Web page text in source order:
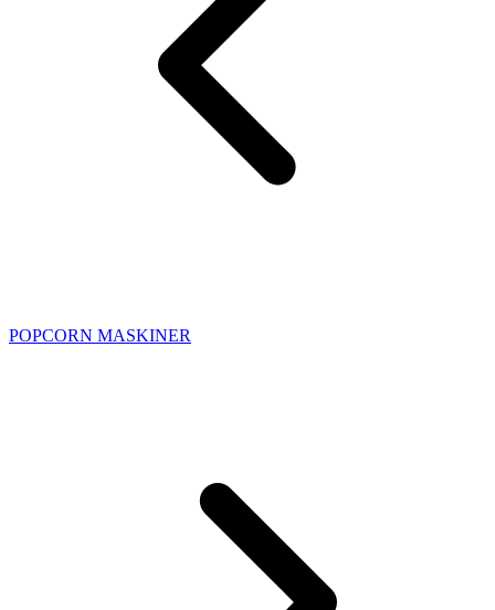
POPCORN MASKINER